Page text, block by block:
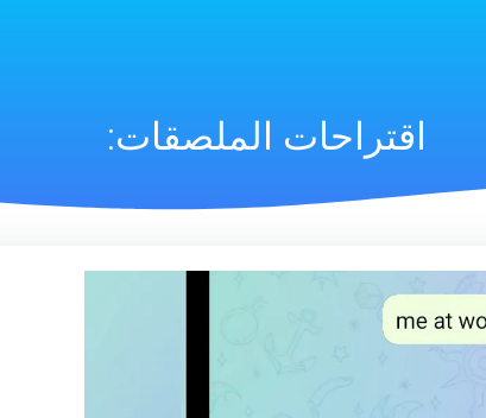
اقتراحات الملصقات: